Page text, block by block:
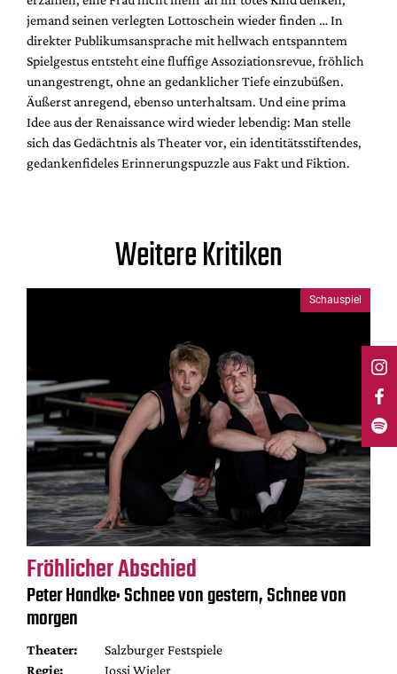
jemand seinen verlegten Lottoschein wieder finden … In
direkter Publikumsansprache mit hellwach entspanntem
Spielgestus entsteht eine fluffige Assoziationsrevue, fröhlich
unangestrengt, ohne an gedanklicher Tiefe einzubüßen.
Äußerst anregend, ebenso unterhaltsam. Und eine prima
Idee aus der Renaissance wird wieder lebendig: Man stelle
sich das Gedächtnis als Theater vor, ein identitätsstiftendes,
gedankenfideles Erinnerungspuzzle aus Fakt und Fiktion.
Weitere Kritiken
Schauspiel
Fröhlicher Abschied
Peter Handke: Schnee von gestern, Schnee von
morgen
Theater:
Salzburger Festspiele
Regie:
Jossi Wieler